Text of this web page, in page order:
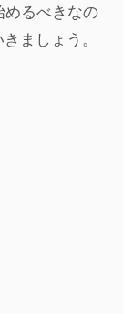
めるべきなの
ましょう。